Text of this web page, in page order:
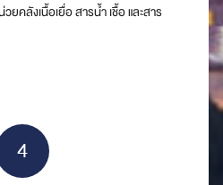
ยคลังเนื้อเยื่อ สารน้ำ เชื้อ และสาร
4